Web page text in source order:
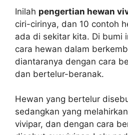
Inilah pengertian hewan
ciri-cirinya, dan 10 contoh
ada di sekitar kita. Di bumi
cara hewan dalam
diantaranya dengan cara
dan bertelur-beranak.
Hewan yang bertelur
sedangkan yang
vivipar, dan dengan cara